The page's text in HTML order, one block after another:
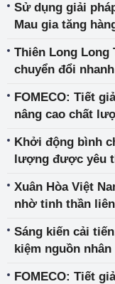
Sử dụng giải
Mau gia tăng
Thiên Long Long
chuyển đổi
FOMECO: Tiết
nâng cao chất
Khởi động bình
lượng được yêu
Xuân Hòa Việt
nhờ tinh thần
Sáng kiến cải
kiệm nguồn
FOMECO: Tiết